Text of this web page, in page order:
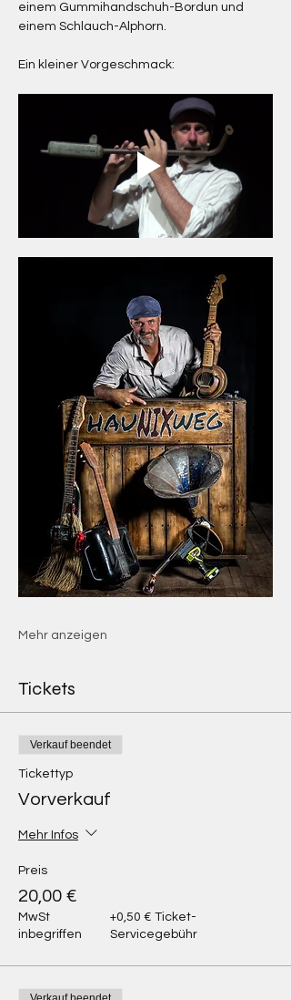
einem Gummihandschuh-Bordun und
einem Schlauch-Alphorn.
Ein kleiner Vorgeschmack:
Mehr anzeigen
Tickets
Verkauf beendet
Tickettyp
Vorverkauf
Mehr Infos
Preis
20,00 €
MwSt
inbegriffen
+0,50 € Ticket-
Servicegebühr